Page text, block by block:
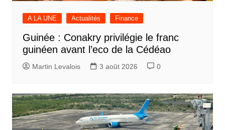
A LA UNE Actualités Finance
Guinée : Conakry privilégie le franc
guinéen avant l’eco de la Cédéao
Martin Levalois 3 août 2026 0